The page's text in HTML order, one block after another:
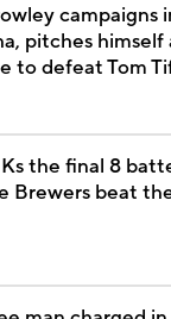
campaigns
pitches himself
to defeat Tom
the final 8
Brewers beat